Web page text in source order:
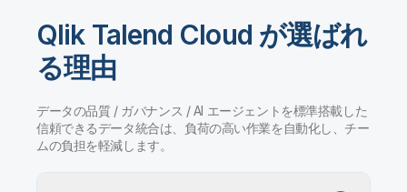
Qlik Talend Cloud が選ばれ
る理由
データの品質 / ガバナンス / AI エージェントを標準搭載した
信頼できるデータ統合は、負荷の高い作業を自動化し、チー
ムの負担を軽減します。